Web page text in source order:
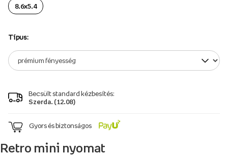
8.6x5.4
Típus:
Becsült standard kézbesítés:
Szerda. (12.08)
Gyors és biztonságos
Retro mini nyomat